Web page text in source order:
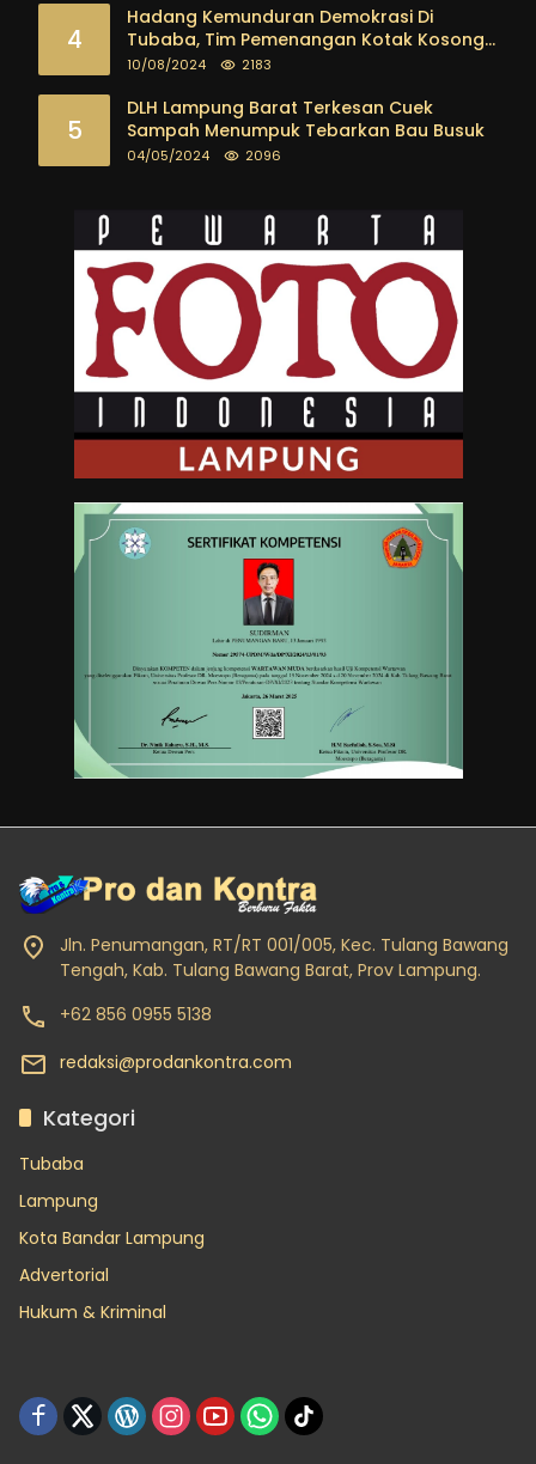
masyarakat
4
Hadang Kemunduran Demokrasi Di
Tubaba, Tim Pemenangan Kotak Kosong
Segera Dibentuk
10/08/2024 2183
5
DLH Lampung Barat Terkesan Cuek
Sampah Menumpuk Tebarkan Bau Busuk
04/05/2024 2096
Jln. Penumangan, RT/RT 001/005, Kec. Tulang Bawang
Tengah, Kab. Tulang Bawang Barat, Prov Lampung.
+62 856 0955 5138
redaksi@prodankontra.com
Kategori
Tubaba
Lampung
Kota Bandar Lampung
Advertorial
Hukum & Kriminal